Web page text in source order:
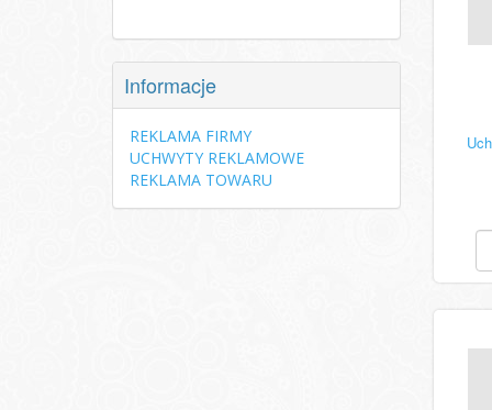
Informacje
REKLAMA FIRMY
UCHWYTY REKLAMOWE
REKLAMA TOWARU